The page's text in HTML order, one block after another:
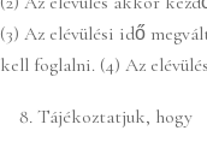
(3) Az elévülési idő
kell foglalni. (4) Az
Tájékoztatjuk, hogy